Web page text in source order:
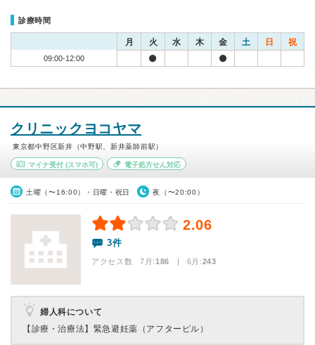
診療時間
月 火 水 木 金 土 日 祝
09:00-12:00
クリニックヨコヤマ
東京都中野区新井（中野駅、新井薬師前駅）
マイナ受付 (スマホ可) 電子処方せん対応
土曜（〜16:00）・日曜・祝日 夜（〜20:00）
2.06
3件
アクセス数 7月:186 | 6月:243
婦人科について
【診療・治療法】 緊急避妊薬（アフターピル）